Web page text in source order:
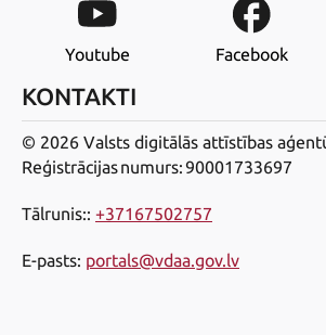
Youtube Facebook
KONTAKTI
© 2026 Valsts digitālās attīstības
Reģistrācijas numurs: 90001733697
Tālrunis:: +37167502757
E-pasts: portals@vdaa.gov.lv